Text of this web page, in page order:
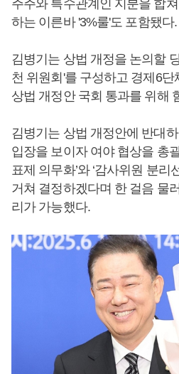
주주와 특수관계인 지분을 합
하는 이른바 '3%룰'도 포함됐다.
김병기는 상법 개정을 논의할
천 위원회'를 구성하고 경제6
상법 개정안 국회 통과를 위해
김병기는 상법 개정안에 반대
입장을 보이자 여야 협상을 총
표제 의무화’와 ‘감사위원 분리
거쳐 결정하겠다며 한 걸음 물
리가 가능했다.